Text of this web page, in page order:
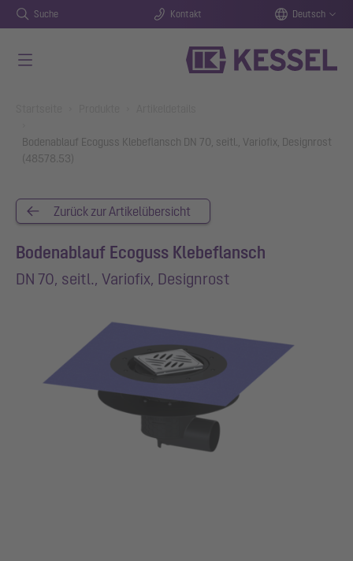
Suche Kontakt Deutsch
Bodenablauf Ecoguss Klebeflansch DN 70, seitl., Variofix, Designrost
(48578.53)
Zurück zur Artikelübersicht
Bodenablauf Ecoguss Klebeflansch
DN 70, seitl., Variofix, Designrost